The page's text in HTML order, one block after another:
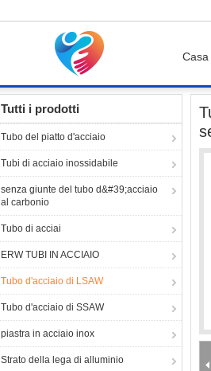
Casa
Tutti i prodotti
Tubo del piatto d'acciaio
Tubi di acciaio inossidabile
senza giunte del tubo d&#39;acciaio
al carbonio
Tubo di acciai
ERW TUBI IN ACCIAIO
Tubo d'acciaio di LSAW
Tubo d'acciaio di SSAW
piastra in acciaio inox
Strato della lega di alluminio